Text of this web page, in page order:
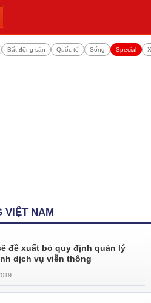
Bất động sản Quốc tế Sống Special
VIỆT NAM
đề xuất bỏ quy định quản lý
dịch vụ viễn thông